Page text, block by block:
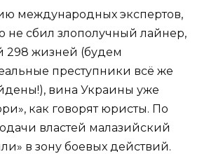
международных экспертов,
не сбил злополучный лайнер,
298 жизней (будем
преступники всё же
вина Украины уже
как говорят юристы. По
властей малазийский
в зону боевых действий.